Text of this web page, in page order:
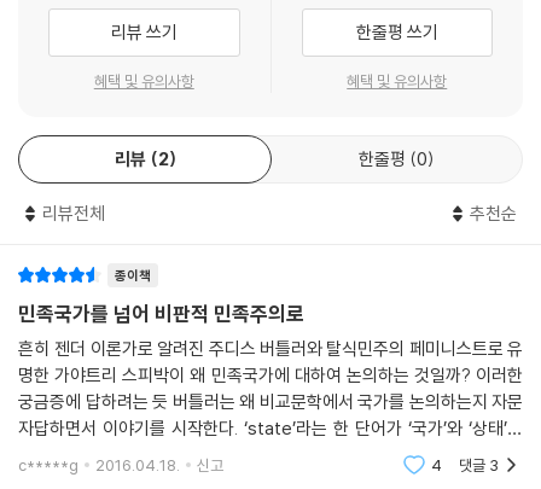
는, 그 역동적인 자유에 대한 갈망은, 분명 현재의 상황에 희망적 균열을 가
져올 수 있는 하나의 징조가 아닐까.
리뷰 쓰기
혜택 및 유의사항
한줄평 쓰기
혜택 및 유의사항
리뷰 2 한줄평 0
리뷰전체 추천순
종이책
민족국가를 넘어 비판적 민족주의로
흔히 젠더 이론가로 알려진 주디스 버틀러와 탈식민주의 페미니스트로 유
명한 가야트리 스피박이 왜 민족국가에 대하여 논의하는 것일까? 이러한
궁금증에 답하려는 듯 버틀러는 왜 비교문학에서 국가를 논의하는지 자문
자답하면서 이야기를 시작한다. ‘state’라는 한 단어가 ‘국가’와 ‘상태’를
모두 의미하기 때문에 두 개념이 긴밀히 연결되어 있다는 것이다. 그러나
c*****g 2016.04.18. 신고 4 댓글 3